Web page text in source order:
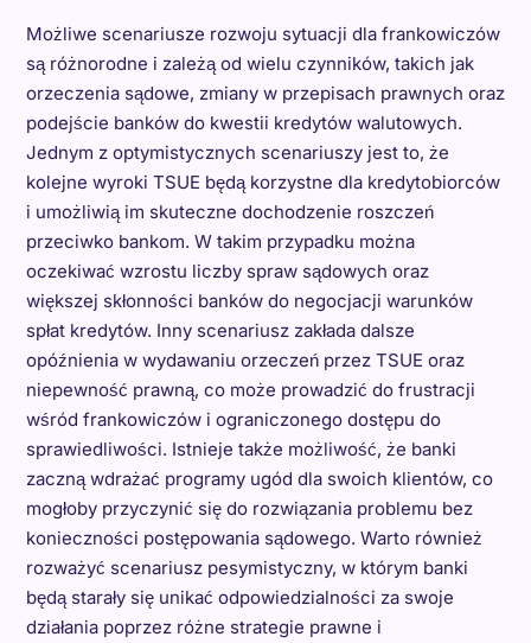
Możliwe scenariusze rozwoju sytuacji dla frankowiczów
są różnorodne i zależą od wielu czynników, takich jak
orzeczenia sądowe, zmiany w przepisach prawnych oraz
podejście banków do kwestii kredytów walutowych.
Jednym z optymistycznych scenariuszy jest to, że
kolejne wyroki TSUE będą korzystne dla kredytobiorców
i umożliwią im skuteczne dochodzenie roszczeń
przeciwko bankom. W takim przypadku można
oczekiwać wzrostu liczby spraw sądowych oraz
większej skłonności banków do negocjacji warunków
spłat kredytów. Inny scenariusz zakłada dalsze
opóźnienia w wydawaniu orzeczeń przez TSUE oraz
niepewność prawną, co może prowadzić do frustracji
wśród frankowiczów i ograniczonego dostępu do
sprawiedliwości. Istnieje także możliwość, że banki
zaczną wdrażać programy ugód dla swoich klientów, co
mogłoby przyczynić się do rozwiązania problemu bez
konieczności postępowania sądowego. Warto również
rozważyć scenariusz pesymistyczny, w którym banki
będą starały się unikać odpowiedzialności za swoje
działania poprzez różne strategie prawne i